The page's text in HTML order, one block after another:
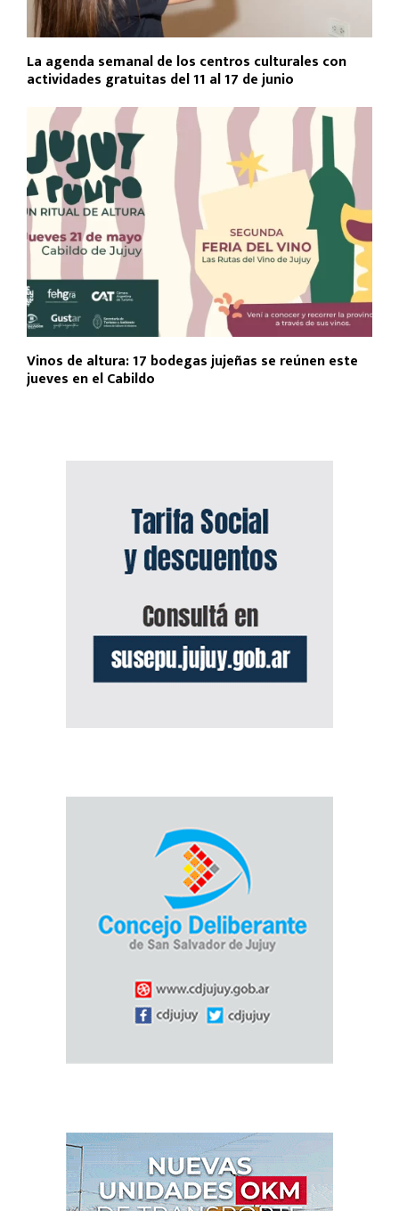
La agenda semanal de los centros culturales con
actividades gratuitas del 11 al 17 de junio
Vinos de altura: 17 bodegas jujeñas se reúnen este
jueves en el Cabildo